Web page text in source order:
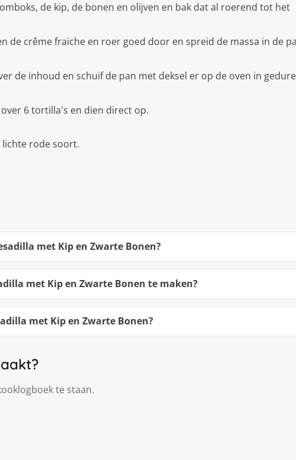
de kip, de bonen en olijven en bak dat al roerend tot het
de crême fraiche en roer goed door en spreid de massa in de
de inhoud en schuif de pan met deksel er op de oven in
6 tortilla's en dien direct op.
rode soort.
met Kip en Zwarte Bonen?
met Kip en Zwarte Bonen te maken?
met Kip en Zwarte Bonen?
te staan.